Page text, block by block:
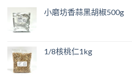
小磨坊香蒜黑胡椒500g
1/8核桃仁1kg